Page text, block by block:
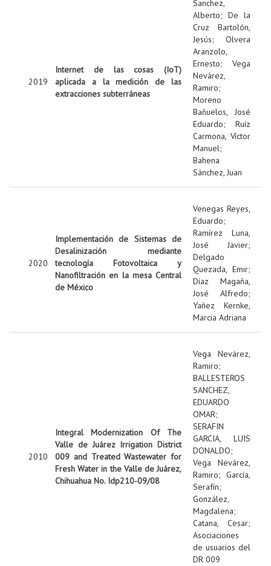
2019
Internet de las cosas (IoT)
aplicada a la medición de las
extracciones subterráneas
Sanchez,
Alberto; De la
Cruz Bartolón,
Jesús; Olvera
Aranzolo,
Ernesto; Vega
Nevárez,
Ramiro;
Moreno
Bañuelos, José
Eduardo; Ruíz
Carmona, Víctor
Manuel;
Bahena
Sánchez, Juan
2020
Implementación de Sistemas de
Desalinización mediante
tecnología Fotovoltaica y
Nanofiltración en la mesa Central
de México
Venegas Reyes,
Eduardo;
Ramírez Luna,
José Javier;
Delgado
Quezada, Emir;
Díaz Magaña,
José Alfredo;
Yañez Kernke,
Marcia Adriana
2010
Integral Modernization Of The
Valle de Juárez Irrigation District
009 and Treated Wastewater for
Fresh Water in the Valle de Juárez,
Chihuahua No. Idp210-09/08
Vega Nevárez,
Ramiro;
BALLESTEROS
SANCHEZ,
EDUARDO
OMAR;
SERAFIN
GARCIA, LUIS
DONALDO;
Vega Nevárez,
Ramiro; García,
Serafín;
González,
Magdalena;
Catana, Cesar;
Asociaciones
de usuarios del
DR 009